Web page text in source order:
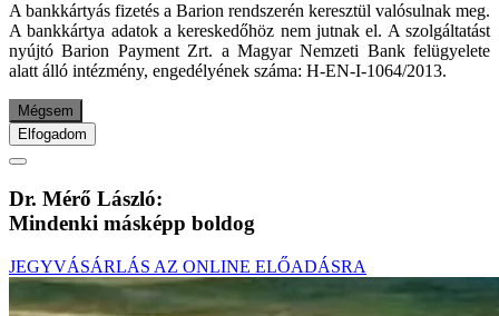
A bankkártyás fizetés a Barion rendszerén keresztül valósulnak meg.
A bankkártya adatok a kereskedőhöz nem jutnak el. A szolgáltatást
nyújtó Barion Payment Zrt. a Magyar Nemzeti Bank felügyelete
alatt álló intézmény, engedélyének száma: H-EN-I-1064/2013.
Mégsem
Elfogadom
Dr. Mérő László:
Mindenki másképp boldog
JEGYVÁSÁRLÁS AZ ONLINE ELŐADÁSRA